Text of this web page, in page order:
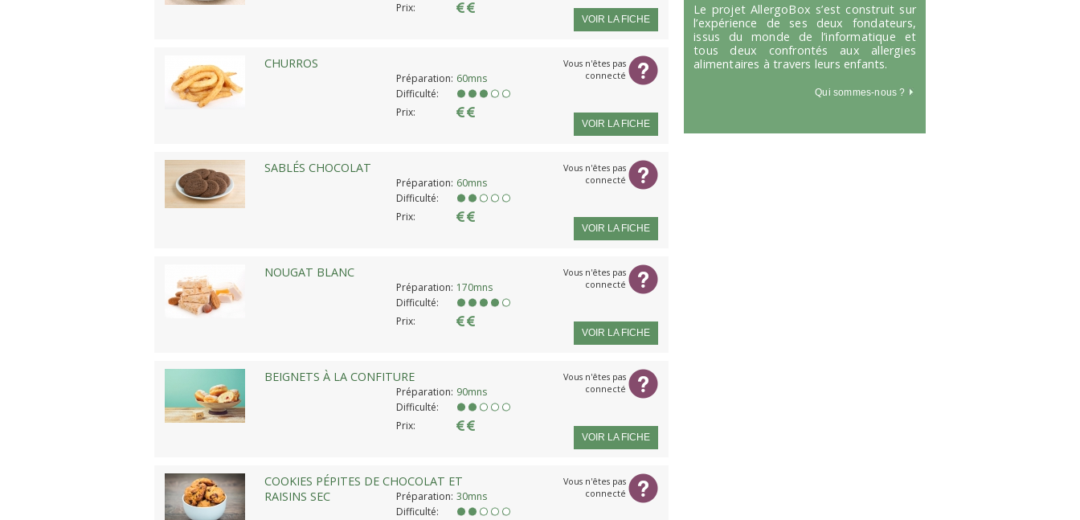
Le projet AllergoBox s’est construit sur
l’expérience de ses deux fondateurs,
issus du monde de l’informatique et
tous deux confrontés aux allergies
alimentaires à travers leurs enfants.
Qui sommes-nous ?
Prix:
VOIR LA FICHE
CHURROS
Préparation: 60mns
Difficulté:
Prix:
Vous n'êtes pas
connecté
VOIR LA FICHE
SABLÉS CHOCOLAT
Préparation: 60mns
Difficulté:
Prix:
Vous n'êtes pas
connecté
VOIR LA FICHE
NOUGAT BLANC
Préparation: 170mns
Difficulté:
Prix:
Vous n'êtes pas
connecté
VOIR LA FICHE
BEIGNETS À LA CONFITURE
Préparation: 90mns
Difficulté:
Prix:
Vous n'êtes pas
connecté
VOIR LA FICHE
COOKIES PÉPITES DE CHOCOLAT ET
RAISINS SEC
Préparation: 30mns
Difficulté:
Vous n'êtes pas
connecté